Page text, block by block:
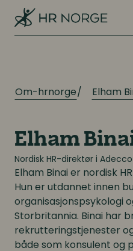
Personalpolitikk
Mangfold og inkludering
Digitalisering
Digitale løsninger innen
Digitale løsninger i
Lederutvikling
Lønn og ytelser
Lønnsoppgjøret og tariff
Digitalisering
Digitale løsninger innen
Om-hrnorge Elham
Elham
Nordisk HR-direktør i
Elham Binai er nordisk
Hun er utdannet innen
organisasjonspsykologi
Storbritannia. Binai har
rekrutteringstjenester
både som konsulent og